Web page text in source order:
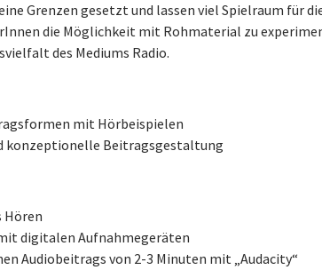
Grenzen gesetzt und lassen viel Spielraum für
die Möglichkeit mit Rohmaterial zu
des Mediums Radio.
mit Hörbeispielen
konzeptionelle Beitragsgestaltung
Hören
digitalen Aufnahmegeräten
Audiobeitrags von 2-3 Minuten mit „Audacity“